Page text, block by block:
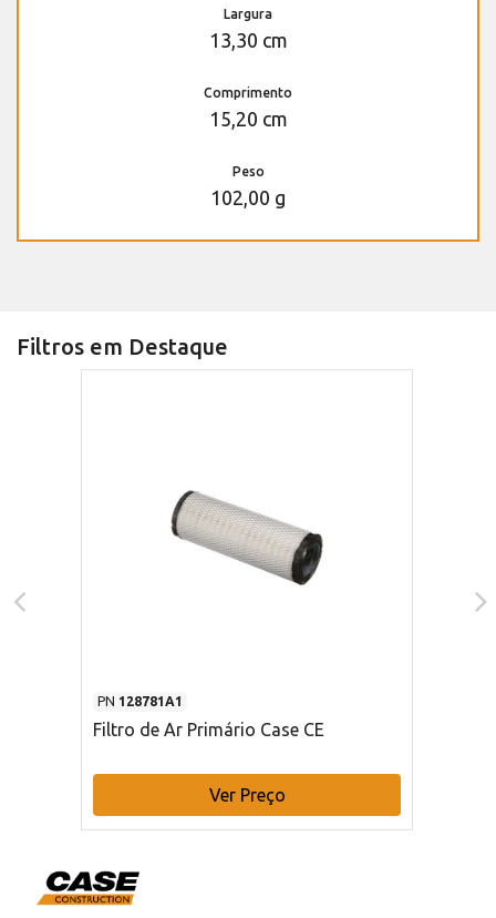
Largura
13,30 cm
Comprimento
15,20 cm
Peso
102,00 g
Filtros em Destaque
PN 128781A1
Filtro de Ar Primário Case CE
Ver Preço